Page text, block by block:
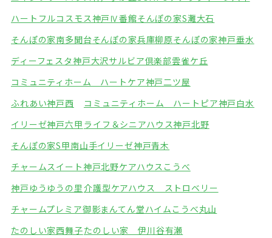
ハートフルコスモス神戸Ⅳ番館そんぽの家S灘大石
そんぽの家南多聞台そんぽの家兵庫柳原そんぽの家神戸垂水
ディーフェスタ神戸大沢サルビア倶楽部雲雀ケ丘
コミュニティホーム ハートケア神戸二ツ屋
ふれあい神戸西
コミュニティホーム ハートピア神戸白水
イリーゼ神戸六甲 ライフ＆シニアハウス神戸北野
そんぽの家S甲南山手イリーゼ神戸青木
チャームスイート神戸北野ケアハウスこうべ
神戸ゆうゆうの里 介護型ケアハウス ストロベリー
チャームプレミア御影まんてん堂ハイムこうべ丸山
たのしい家西舞子たのしい家 伊川谷有瀬